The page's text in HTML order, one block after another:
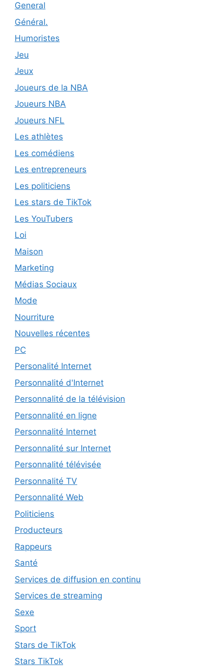
General
Général.
Humoristes
Jeu
Jeux
Joueurs de la NBA
Joueurs NBA
Joueurs NFL
Les athlètes
Les comédiens
Les entrepreneurs
Les politiciens
Les stars de TikTok
Les YouTubers
Loi
Maison
Marketing
Médias Sociaux
Mode
Nourriture
Nouvelles récentes
PC
Personalité Internet
Personnalité d'Internet
Personnalité de la télévision
Personnalité en ligne
Personnalité Internet
Personnalité sur Internet
Personnalité télévisée
Personnalité TV
Personnalité Web
Politiciens
Producteurs
Rappeurs
Santé
Services de diffusion en continu
Services de streaming
Sexe
Sport
Stars de TikTok
Stars TikTok